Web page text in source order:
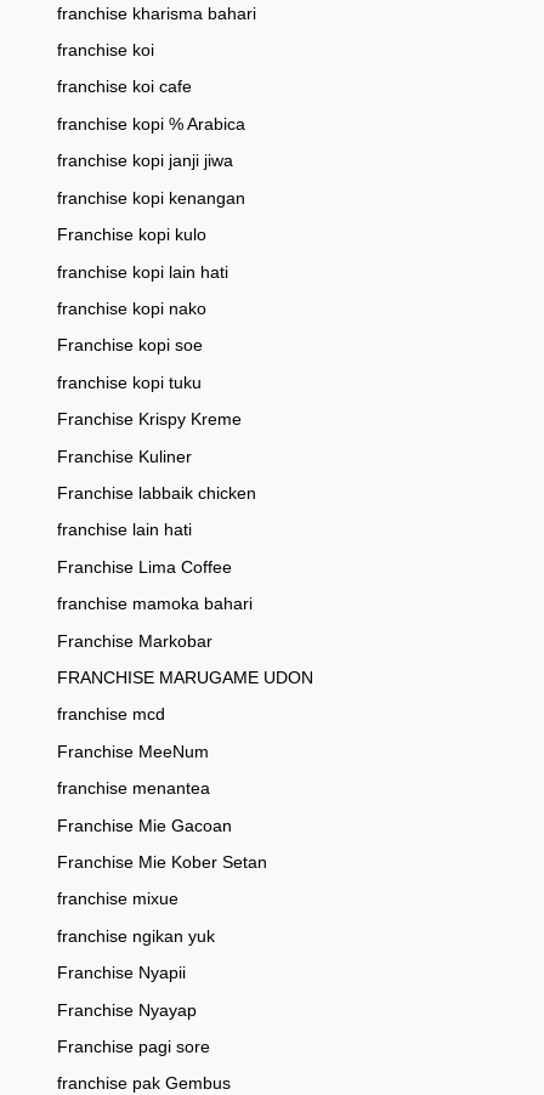
franchise kharisma bahari
franchise koi
franchise koi cafe
franchise kopi % Arabica
franchise kopi janji jiwa
franchise kopi kenangan
Franchise kopi kulo
franchise kopi lain hati
franchise kopi nako
Franchise kopi soe
franchise kopi tuku
Franchise Krispy Kreme
Franchise Kuliner
Franchise labbaik chicken
franchise lain hati
Franchise Lima Coffee
franchise mamoka bahari
Franchise Markobar
FRANCHISE MARUGAME UDON
franchise mcd
Franchise MeeNum
franchise menantea
Franchise Mie Gacoan
Franchise Mie Kober Setan
franchise mixue
franchise ngikan yuk
Franchise Nyapii
Franchise Nyayap
Franchise pagi sore
franchise pak Gembus